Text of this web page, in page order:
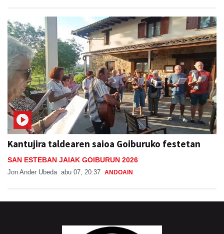
Kantujira taldearen saioa Goiburuko festetan
SAN ESTEBAN JAIAK GOIBURUN 2026
Jon Ander Ubeda abu 07, 20:37 ANDOAIN